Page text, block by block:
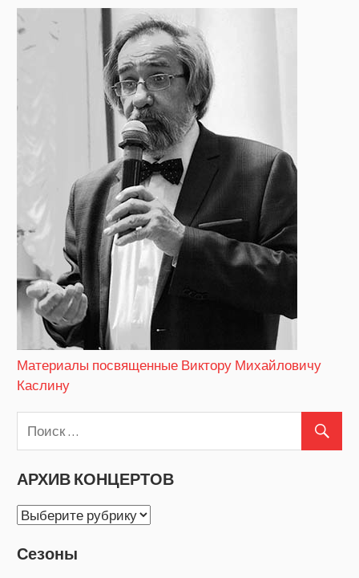
Материалы посвященные Виктору Михайловичу
Каслину
АРХИВ КОНЦЕРТОВ
АРХИВ
Сезоны